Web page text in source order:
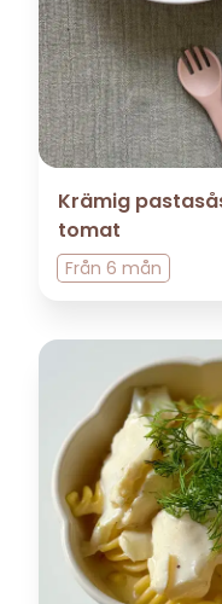
Krämig
tomat
Från 6 mån